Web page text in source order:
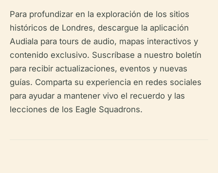
Para profundizar en la exploración de los sitios
históricos de Londres, descargue la aplicación
Audiala para tours de audio, mapas interactivos y
contenido exclusivo. Suscríbase a nuestro boletín
para recibir actualizaciones, eventos y nuevas
guías. Comparta su experiencia en redes sociales
para ayudar a mantener vivo el recuerdo y las
lecciones de los Eagle Squadrons.